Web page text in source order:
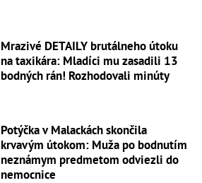
Mrazivé DETAILY brutálneho útoku
na taxikára: Mladíci mu zasadili 13
bodných rán! Rozhodovali minúty
Potýčka v Malackách skončila
krvavým útokom: Muža po bodnutím
neznámym predmetom odviezli do
nemocnice